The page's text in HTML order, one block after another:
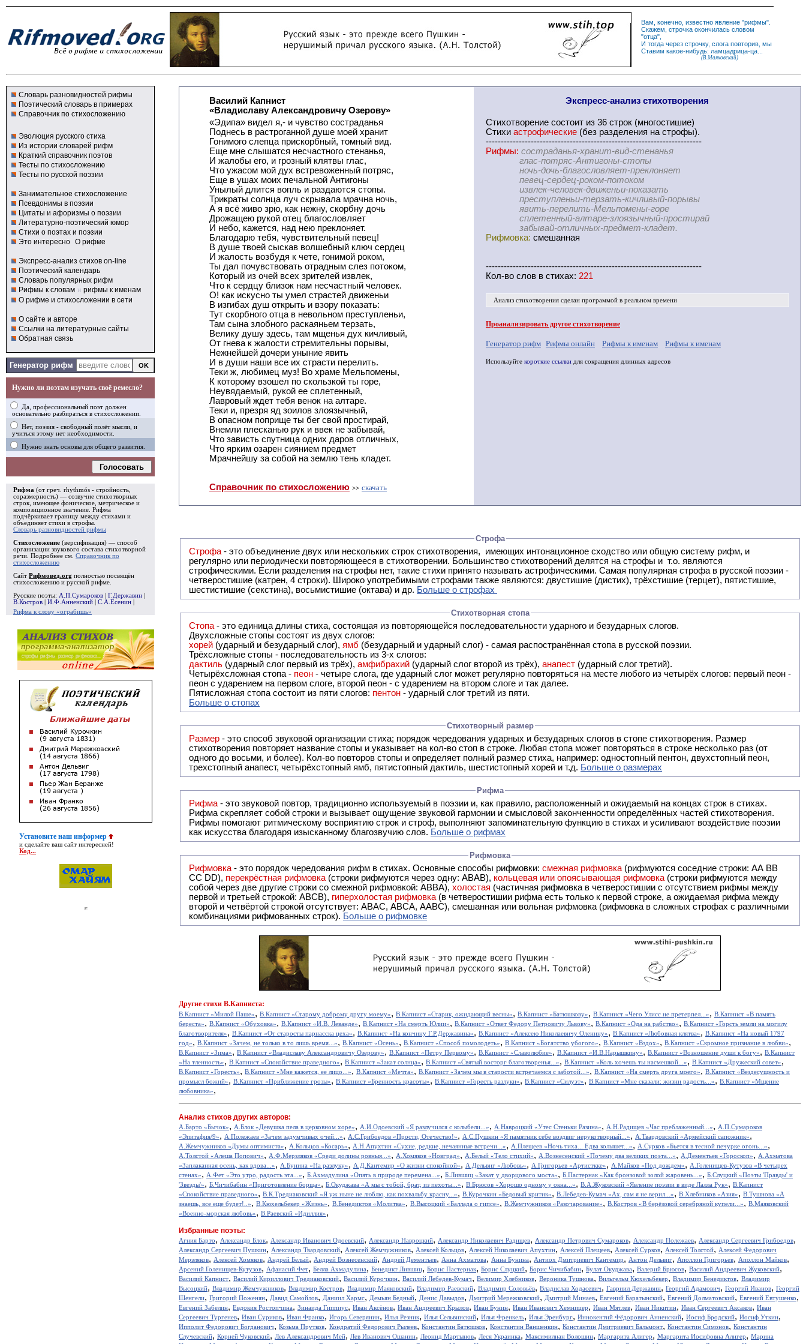
Вам, конечно, известно явление "рифмы".
Скажем, строчка окончилась словом
"отца",
И тогда через строчку, слога повторив, мы
Ставим какое-нибудь: ламцадрица-ца...
(В.Маяковский)
Словарь разновидностей рифмы
Поэтический словарь в примерах
Справочник по стихосложению
Эволюция русского стиха
Из истории словарей рифм
Краткий справочник поэтов
Тесты по стихосложению
Тесты по русской поэзии
Занимательное стихосложение
Псевдонимы в поэзии
Цитаты и афоризмы о поэзии
Литературно-поэтический юмор
Стихи о поэтах и поэзии
Это интересно О рифме
Экспресс-анализ стихов on-line
Поэтический календарь
Словарь популярных рифм
Рифмы к словам и рифмы к именам
О рифме и стихосложении в сети
О сайте и авторе
Ссылки на литературные сайты
Обратная связь
Генератор рифм
Нужно ли поэтам изучать своё ремесло?
Да, профессиональный поэт должен
основательно разбираться в стихосложении.
Нет, поэзия - свободный полёт мысли, и
учиться этому нет необходимости.
Нужно знать основы для общего развития.
Голосовать
Рифма (от греч. rhythmós - стройность,
соразмерность) — созвучие стихотворных
строк, имеющее фоническое, метрическое и
композиционное значение. Рифма
подчёркивает границу между стихами и
объединяет стихи в строфы
Словарь разновидностей рифмы
Стихосложение (версификация) — способ
организации звукового состава стихотворной
речи. Подробнее см. Справочник по
стихосложению
Сайт Рифмовед.org полностью посвящён
стихосложению и русской рифме.
Русские поэты: А.П.Сумароков Г.Державин
В.Костров
И.Ф.Анненский С.А.Есенин
Рифма к слову «ограбишь»
Установите наш информер
и сделайте ваш сайт интересней!
Код...
Василий Капнист
«Владиславу Александровичу Озерову»
«Эдипа» видел я,- и чувство состраданья
Поднесь в растроганной душе моей хранит
Гонимого слепца прискорбный, томный вид.
Еще мне слышатся несчастного стенанья,
И жалобы его, и грозный клятвы глас,
Что ужасом мой дух встревоженный потряс,
Еще в ушах моих печальной Антигоны
Унылый длится вопль и раздаются стопы.
Трикраты солнца луч скрывала мрачна ночь,
А я всё живо зрю, как нежну, скорбну дочь
Дрожащею рукой отец благословляет
И небо, кажется, над нею преклоняет.
Благодарю тебя, чувствительный певец!
В душе твоей сыскав волшебный ключ сердец
И жалость возбудя к чете, гонимой роком,
Ты дал почувствовать отрадным слез потоком,
Который из очей всех зрителей извлек,
Что к сердцу близок нам несчастный человек.
О! как искусно ты умел страстей движеньи
В изгибах душ открыть и взору показать:
Тут скорбного отца в невольном преступленьи,
Там сына злобного раскаяньем терзать,
Велику душу здесь, там мщенья дух кичливый,
От гнева к жалости стремительны порывы,
Нежнейшей дочери уныние явить
И в души наши все их страсти перелить.
Теки ж, любимец муз! Во храме Мельпомены,
К которому взошел по скользкой ты горе,
Неувядаемый, рукой ее сплетенный,
Лавровый ждет тебя венок на алтаре.
Теки и, презря яд зоилов злоязычный,
В опасном поприще ты бег свой простирай,
Внемли плесканью рук и ввек не забывай,
Что зависть спутница одних даров отличных,
Что ярким озарен сиянием предмет
Мрачнейшу за собой на землю тень кладет.
Справочник по стихосложению >> скачать
Экспресс-анализ стихотворения
Cтихотворение состоит из 36 строк (многостишие)
Стихи астрофические (без разделения на строфы).
------------------------------------------------------------------------
Рифмы: состраданья-хранит-вид-стенанья
глас-потряс-Антигоны-стопы
ночь-дочь-благословляет-преклоняет
певец-сердец-роком-потоком
извлек-человек-движеньи-показать
преступленьи-терзать-кичливый-порывы
явить-перелить-Мельпомены-горе
сплетенный-алтаре-злоязычный-простирай
забывай-отличных-предмет-кладет.
Рифмовка: смешанная
------------------------------------------------------------------------
Кол-во слов в стихах: 221
Анализ стихотворениясделан программой в реальном времени
Проанализировать другое стихотворение
Генератор рифм Рифмы онлайн Рифмы к именам Рифмы к именам
Используйте короткие ссылки для сокращения длинных адресов
Строфа
Строфа - это объединение двух или нескольких строк стихотворения, имеющих интонационное сходство или общую систему рифм, и
регулярно или периодически повторяющееся в стихотворении. Большинство стихотворений делятся на строфы и т.о. являются
строфическими. Если разделения на строфы нет, такие стихи принято называть астрофическими. Самая популярная строфа в русской поэзии -
четверостишие (катрен, 4 строки). Широко употребимыми строфами также являются: двустишие (дистих), трёхстишие (терцет), пятистишие,
шестистишие (секстина), восьмистишие (октава) и др. Больше о строфах
Стихотворная стопа
Стопа - это единица длины стиха, состоящая из повторяющейся последовательности ударного и безударных слогов.
Двухсложные стопы состоят из двух слогов:
хорей (ударный и безударный слог), ямб (безударный и ударный слог) - самая распостранённая стопа в русской поэзии.
Трёхсложные стопы - последовательность из 3-х слогов:
дактиль (ударный слог первый из трёх), амфибрахий (ударный слог второй из трёх), анапест (ударный слог третий).
Четырёхсложная стопа - пеон - четыре слога, где ударный слог может регулярно повторяться на месте любого из четырёх слогов: первый пеон -
пеон с ударением на первом слоге, второй пеон - с ударением на втором слоге и так далее.
Пятисложная стопа состоит из пяти слогов: пентон - ударный слог третий из пяти.
Больше о стопах
Стихотворный размер
Размер - это способ звуковой организации стиха; порядок чередования ударных и безударных слогов в стопе стихотворения. Размер
стихотворения повторяет название стопы и указывает на кол-во стоп в строке. Любая стопа может повторяться в строке несколько раз (от
одного до восьми, и более). Кол-во повторов стопы и определяет полный размер стиха, например: одностопный пентон, двухстопный пеон,
трехстопный анапест, четырёхстопный ямб, пятистопный дактиль, шестистопный хорей и т.д. Больше о размерах
Рифма
Рифма
- это звуковой повтор, традиционно используемый в поэзии и, как правило, расположенный и ожидаемый на концах строк в стихах.
Рифма скрепляет собой строки и вызывает ощущение звуковой гармонии и смысловой законченности определённых частей стихотворения.
Рифмы помогают ритмическому восприятию строк и строф, выполняют запоминательную функцию в стихах и усиливают воздействие поэзии
как искусства благодаря изысканному благозвучию слов. Больше о рифмах
Рифмовка
Рифмовка - это порядок чередования рифм в стихах. Основные способы рифмовки: смежная рифмовка (рифмуются соседние строки: AA ВВ
СС DD), перекрёстная рифмовка (строки рифмуются через одну: ABAB), кольцевая или опоясывающая рифмовка (строки рифмуются между
собой через две другие строки со смежной рифмовкой: ABBA), холостая (частичная рифмовка в четверостишии с отсутствием рифмы между
первой и третьей строкой: АBCB), гиперхолостая рифмовка (в четверостишии рифма есть только к первой строке, а ожидаемая рифма между
второй и четвёртой строкой отсутствует: ABAC, ABCA, AABC), смешанная или вольная рифмовка (рифмовка в сложных строфах с различными
комбинациями рифмованных строк). Больше о рифмовке
Другие стихи В.Капниста:
В.Капнист «Милой Паше», В.Капнист «Старому доброму другу моему», В.Капнист «Старик, ожидающий весны», В.Капнист «Батюшкову», В.Капнист «Чего Улисс не претерпел...», В.Капнист «В память
береста», В.Капнист «Обуховка», В.Капнист «И.В. Леванде», В.Капнист «На смерть Юлии», В.Капнист «Ответ Федору Петровичу Львову», В.Капнист «Ода на рабство», В.Капнист «Горсть земли на могилу
благотворителя», В.Капнист «От старосты парнасска цеха», В.Капнист «На кончину Г.Р.Державина», В.Капнист «Алексею Николаевичу Оленину», В.Капнист «Любовная клятва», В.Капнист «На новый 1797
год», В.Капнист «Зачем, не только в то лишь время...», В.Капнист «Осень», В.Капнист «Способ помолодеть», В.Капнист «Богатство убогого», В.Капнист «Вздох», В.Капнист «Скромное признание в любви»,
В.Капнист «Зима», В.Капнист «Владиславу Александровичу Озерову», В.Капнист «Петру Первому», В.Капнист «Славолюбие», В.Капнист «И.В.Нарышкину», В.Капнист «Возношение души к богу», В.Капнист
«На тленность», В.Капнист «Спокойствие праведного», В.Капнист «Закат солнца», В.Капнист «Святый восторг благотворенья...», В.Капнист «Коль хочешь ты насмешкой...», В.Капнист «Дружеский совет»,
В.Капнист «Горесть», В.Капнист «Мне кажется, ее лицо...», В.Капнист «Мечта», В.Капнист «Зачем мы в старости встречаемся с заботой...», В.Капнист «На смерть друга моего», В.Капнист «Вездесущность и
промысл божий», В.Капнист «Приближение грозы», В.Капнист «Бренность красоты», В.Капнист «Горесть разлуки», В.Капнист «Силуэт», В.Капнист «Мне сказали: жизни радость...», В.Капнист «Мщение
любовника»,
Анализ стихов других авторов:
А.Барто «Бычок», А.Блок «Девушка пела в церковном хоре», А.И.Одоевский «Я разлучился с колыбели...», А.Навроцкий «Утес Cтеньки Разина», А.Н.Радищев «Час преблаженный...», А.П.Сумароков
«Эпитафия/9», А.Полежаев «Зачем задумчивых очей...», А.С.Грибоедов «Прости, Отечество!», А.С.Пушкин «Я памятник себе воздвиг нерукотворный...», А.Твардовский «Армейский сапожник»,
А.Жемчужников «Думы оптимиста», А.Кольцов «Косарь», А.Н.Апухтин «Сухие, редкие, нечаянные встречи...», А.Плещеев «Ночь тиха... Едва колышет...», А.Сурков «Бьется в тесной печурке огонь...»,
А.Толстой «Алеша Попович», А.Ф.Мерзляков «Среди долины ровныя...», А.Хомяков «Новград», А.Белый «Тело стихий», А.Вознесенский «Почему два великих поэта...», А.Дементьев «Гороскоп», А.Ахматова
«Заплаканная осень, как вдова...», А.Бунина «На разлуку», А.Д.Кантемир «О жизни спокойной», А.Дельвиг «Любовь», А.Григорьев «Артисткке», А.Майков «Под дождем», А.Голенищев-Кутузов «В четырех
стенах», А.Фет «Это утро, радость эта...», Б.Ахмадулина «Опять в природе перемена...», Б.Лившиц «Закат у дворцового моста», Б.Пастернак «Как бронзовой золой жаровень...», Б.Слуцкий «Поэты 'Правды' и
'Звезды'», Б.Чичибабин «Приготовление борща», Б.Окуджава «А мы с тобой, брат, из пехоты...», В.Брюсов «Хорошо одному у окна...», В.А.Жуковский «Явление поэзии в виде Лалла Рук», В.Капнист
«Спокойствие праведного», В.К.Тредиаковский «Я уж ныне не люблю, как похвальбу красну...», В.Курочкин «Бедовый критик», В.Лебедев-Кумач «Ах, сам я не верил...», В.Хлебников «Азия», В.Тушнова «А
знаешь, все еще будет!..», В.Кюхельбекер «Жизнь», В.Бенедиктов «Молитва», В.Высоцкий «Баллада о гипсе», В.Жемчужников «Разочарование», В.Костров «В берёзовой серебряной купели...», В.Маяковский
«Военно-морская любовь», В.Раевский «Идиллия»,
Избранные поэты:
Агния Барто, Александр Блок, Александр Иванович Одоевский, Александр Навроцкий, Александр Николаевич Радищев, Александр Петрович Сумароков, Александр Полежаев, Александр Сергеевич Грибоедов,
Александр Сергеевич Пушкин, Александр Твардовский, Алексей Жемчужников, Алексей Кольцов, Алексей Николаевич Апухтин, Алексей Плещеев, Алексей Сурков, Алексей Толстой, Алексей Федорович
Мерзляков, Алексей Хомяков, Андрей Белый, Андрей Вознесенский, Андрей Дементьев, Анна Ахматова, Анна Бунина, Антиох Дмитриевич Кантемир, Антон Дельвиг, Аполлон Григорьев, Аполлон Майков,
Арсений Голенищев-Кутузов, Афанасий Фет, Белла Ахмадулина, Бенедикт Лившиц, Борис Пастернак, Борис Слуцкий, Борис Чичибабин, Булат Окуджава, Валерий Брюсов, Василий Андреевич Жуковский,
Василий Капнист, Василий Кириллович Тредиаковский, Василий Курочкин, Василий Лебедев-Кумач, Велимир Хлебников, Вероника Тушнова, Вильгельм Кюхельбекер, Владимир Бенедиктов, Владимир
Высоцкий, Владимир Жемчужников, Владимир Костров, Владимир Маяковский, Владимир Раевский, Владимир Соловьёв, Владислав Ходасевич, Гавриил Державин, Георгий Адамович, Георгий Иванов, Георгий
Шенгели, Григорий Поженян, Давид Самойлов, Даниил Хармс, Демьян Бедный, Денис Давыдов, Дмитрий Мережковский, Дмитрий Минаев, Евгений Баратынский, Евгений Долматовский, Евгений Евтушенко,
Евгений Забелин, Евдокия Ростопчина, Зинаида Гиппиус, Иван Аксёнов, Иван Андреевич Крылов, Иван Бунин, Иван Иванович Хемницер, Иван Мятлев, Иван Никитин, Иван Сергеевич Аксаков, Иван
Сергеевич Тургенев, Иван Суриков, Иван Франко, Игорь Северянин, Илья Резник, Илья Сельвинский, Илья Френкель, Илья Эренбург, Иннокентий Фёдорович Анненский, Иосиф Бродский, Иосиф Уткин,
Ипполит Федорович Богданович, Козьма Прутков, Кондратий Федорович Рылеев, Константин Батюшков, Константин Ваншенкин, Константин Дмитриевич Бальмонт, Константин Симонов, Константин
Случевский, Корней Чуковский, Лев Александрович Мей, Лев Иванович Ошанин, Леонид Мартынов, Леся Украинка, Максимилиан Волошин, Маргарита Алигер, Маргарита Иосифовна Алигер, Марина